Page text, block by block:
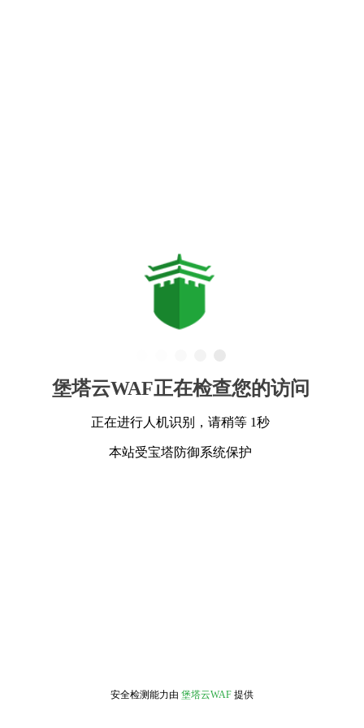
堡塔云WAF正在检查您的访问
正在进行人机识别，请稍等 1秒
本站受宝塔防御系统保护
安全检测能力由 堡塔云WAF 提供